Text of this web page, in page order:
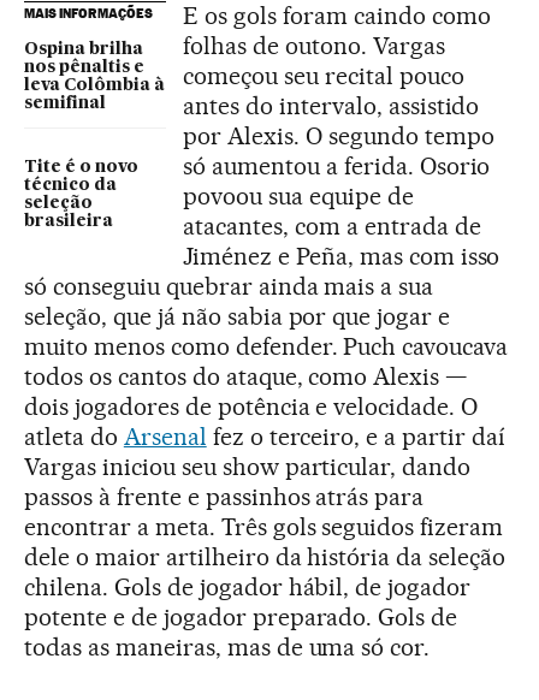
MAIS INFORMAÇÕES
Ospina brilha
nos pênaltis e
leva Colômbia à
semifinal
Tite é o novo
técnico da
seleção
brasileira
E os gols foram caindo como
folhas de outono. Vargas
começou seu recital pouco
antes do intervalo, assistido
por Alexis. O segundo tempo
só aumentou a ferida. Osorio
povoou sua equipe de
atacantes, com a entrada de
Jiménez e Peña, mas com isso
só conseguiu quebrar ainda mais a sua
seleção, que já não sabia por que jogar e
muito menos como defender. Puch cavoucava
todos os cantos do ataque, como Alexis —
dois jogadores de potência e velocidade. O
atleta do Arsenal fez o terceiro, e a partir daí
Vargas iniciou seu show particular, dando
passos à frente e passinhos atrás para
encontrar a meta. Três gols seguidos fizeram
dele o maior artilheiro da história da seleção
chilena. Gols de jogador hábil, de jogador
potente e de jogador preparado. Gols de
todas as maneiras, mas de uma só cor.